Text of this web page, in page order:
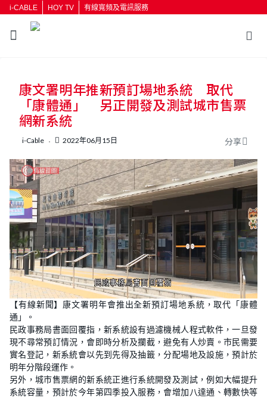
i-CABLE HOY TV 有線寬頻及電訊服務
按輸入鍵開始搜尋
康文署明年推新預訂場地系統 取代
「康體通」 另正開發及測試城市售票
網新系統
i-Cable 2022年06月15日 分享
U
n
m
e
L
o
a
d
:
1
0
0
0
%
【有線新聞】康文署明年會推出全新預訂場地系統，取代「康體
通」。
民政事務局書面回覆指，新系統設有過濾機械人程式軟件，一旦發
現不尋常預訂情況，會即時分析及攔截，避免有人炒賣。市民需要
實名登記，新系統會以先到先得及抽籤，分配場地及設施，預計於
明年分階段運作。
另外，城市售票網的新系統正進行系統開發及測試，例如大幅提升
系統容量，預計於今年第四季投入服務，會增加八達通、轉數快等